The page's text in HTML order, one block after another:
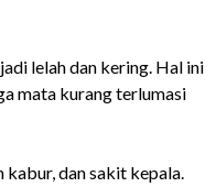
lelah dan kering. Hal ini
mata kurang terlumasi
kabur, dan sakit kepala.